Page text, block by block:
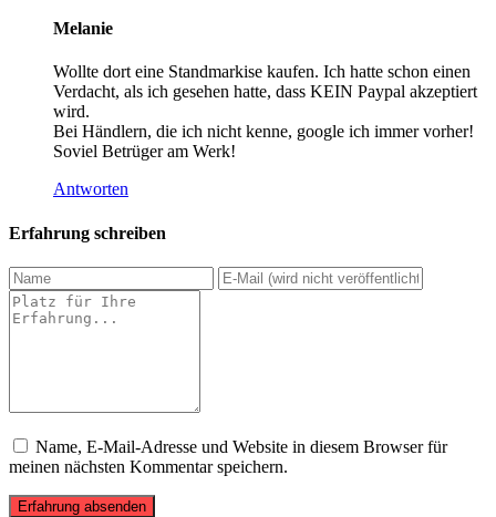
Melanie
Wollte dort eine Standmarkise kaufen. Ich hatte schon einen
Verdacht, als ich gesehen hatte, dass KEIN Paypal akzeptiert
wird.
Bei Händlern, die ich nicht kenne, google ich immer vorher!
Soviel Betrüger am Werk!
Antworten
Erfahrung schreiben
Name, E-Mail-Adresse und Website in diesem Browser für
meinen nächsten Kommentar speichern.
Erfahrung absenden